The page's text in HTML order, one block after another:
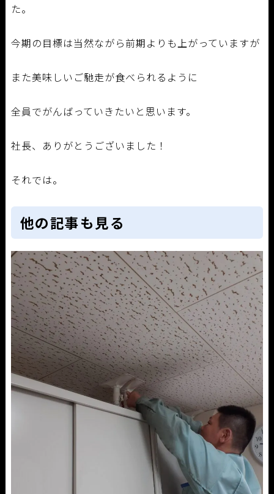
た。
今期の目標は当然ながら前期よりも上がっていますが
また美味しいご馳走が食べられるように
全員でがんばっていきたいと思います。
社長、ありがとうございました！
それでは。
他の記事も見る